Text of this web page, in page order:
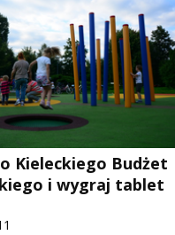
Kieleckiego Budżet
i wygraj tablet